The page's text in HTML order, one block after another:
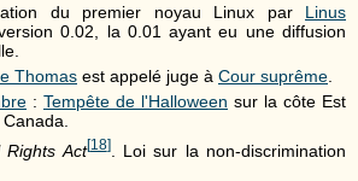
du premier noyau Linux par Linus
0.02, la 0.01 ayant eu une diffusion
Thomas est appelé juge à Cour suprême
: Tempête de l'Halloween sur la côte Est
Rights Act[18]. Loi sur la non-discrimination